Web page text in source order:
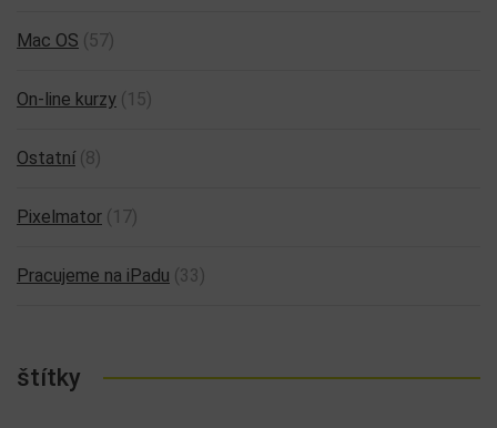
Mac OS (57)
On-line kurzy (15)
Ostatní (8)
Pixelmator (17)
Pracujeme na iPadu (33)
štítky